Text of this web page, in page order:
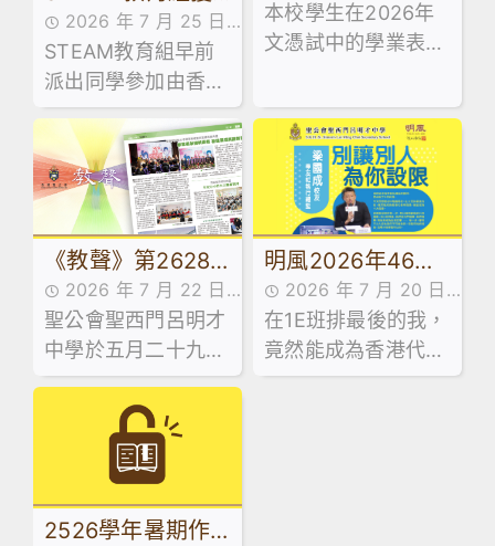
奬消息
2026 年 7 月 25 日
學生成就
STEAM教育組早前
派出同學參加由香港
科技教育學會及香港
教育裝備行業協會合
辦的「屯門區Make
and Share 2026創
科展」
翅成長！
最新消息
本校學生在2026年
文憑試中的學業表
揚的趨勢，保持良好
勢頭，繼續穩中求
進。
《教聲》第2628
期｜第五十屆畢業
典禮暨新基建揭幕
典禮
2026 年 7 月 22 日
傳媒訪問,最新消息
聖公會聖西門呂明才
中學於五月二十九日
舉行第五十屆畢業典
禮，由教育局首席教
育主任(課程發展)1李
建寰先生擔任主禮嘉
賓，並向畢業生致訓
辭及授憑。
明風2026年46期
｜學友社執行總
監-梁國成校友
2026 年 7 月 20 日
最新消息
在1E班排最後的我，
竟然能成為香港代表
隊成員，甚至成為十
2526學年暑期作